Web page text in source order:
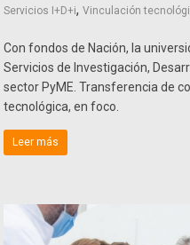
Servicios I+D+i,Vinculación
Con fondos de Nación, la
Servicios de Investigación,
sector PyME. Transferencia de
tecnológica, en foco.
Leer más